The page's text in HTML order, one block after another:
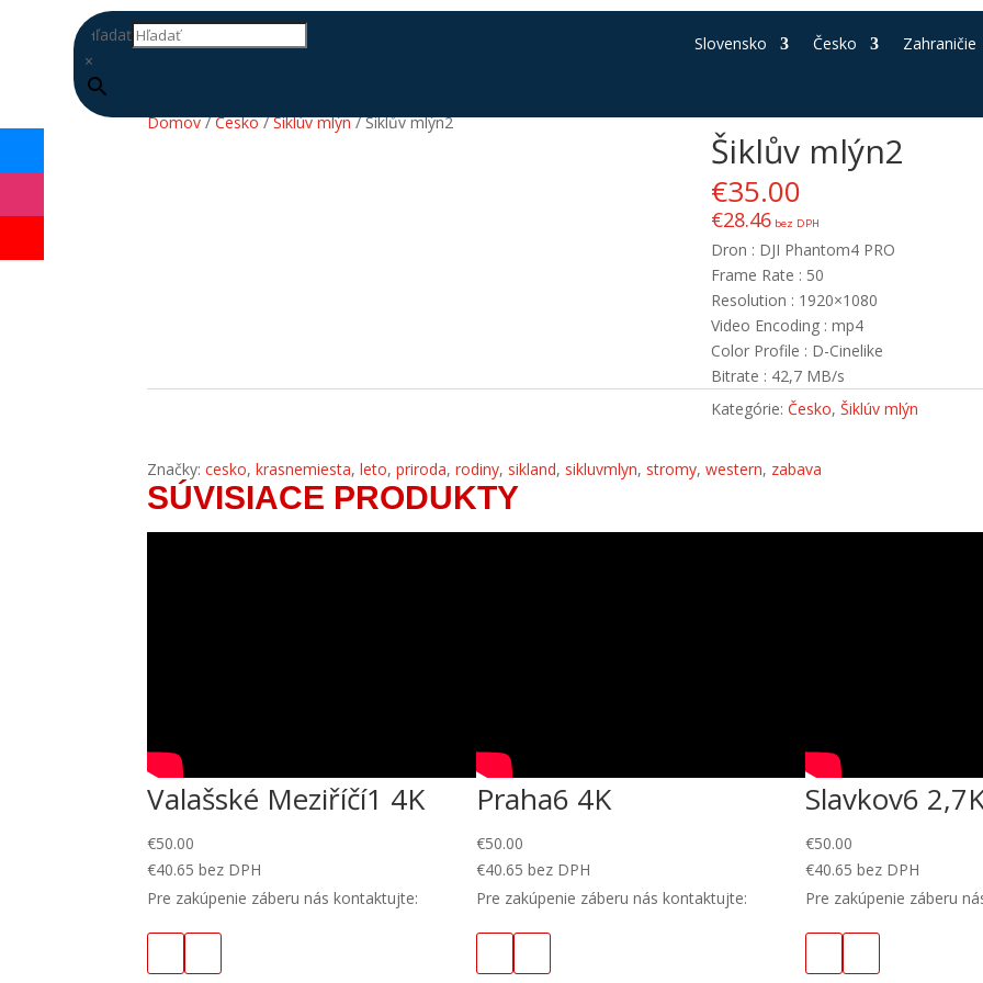
Hľadať
×
Slovensko Česko Zahraničie
Domov/Česko/Šiklúv mlýn/ Šiklův mlýn2
Šiklův mlýn2
€35.00
€28.46 bez DPH
Dron : DJI Phantom4 PRO
Frame Rate : 50
Resolution : 1920×1080
Video Encoding : mp4
Color Profile : D-Cinelike
Bitrate : 42,7 MB/s
Kategórie:Česko,Šiklúv mlýn
Značky:cesko,krasnemiesta,leto,priroda,rodiny, sikland, sikluvmlyn, stromy,western, zabava
SÚVISIACE PRODUKTY
Valašské Meziříčí1 4K
€50.00
€40.65 bez DPH
Pre zakúpenie záberu nás kontaktujte:
Praha6 4K
€50.00
€40.65 bez DPH
Pre zakúpenie záberu nás kontaktujte:
Slavkov6
€50.00
€40.65 bez DPH
Pre zakúpenie záberu